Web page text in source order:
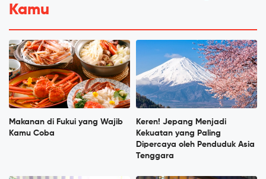
Kamu
Makanan di Fukui yang Wajib
Kamu Coba
Keren! Jepang Menjadi
Kekuatan yang Paling
Dipercaya oleh Penduduk Asia
Tenggara